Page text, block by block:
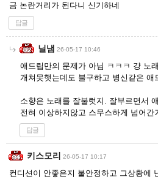
금 논란거리가 된다니 신기하네
답글
닐냄 26-05-17 10:46
애드립만의 문제가 아님 ㅋㅋㅋ 걍 노
개쳐못햇는데도 불구하고 병신같은 애
소향은 노래를 잘불럿지. 잘부르면서
전혀 이상하지않고 스무스하게 넘어간
답글
키스모리 26-05-17 10:17
컨디션이 안좋은지 불안정하고 그상황에